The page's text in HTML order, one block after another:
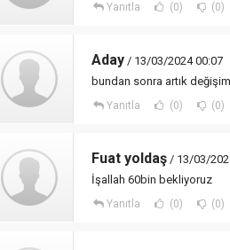
Yanıtla (0) (0)
Aday / 13/03/2024 00:07
bundan sonra artık
Yanıtla (0) (0)
Fuat yoldaş / 13/03/
İşallah 60bin bekliyoruz
Yanıtla (0) (0)